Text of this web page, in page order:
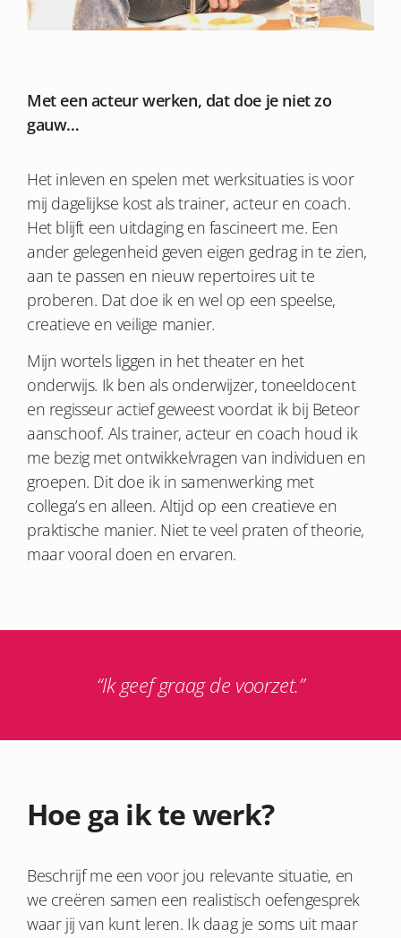
Met een acteur werken, dat doe je niet zo
gauw…
Het inleven en spelen met werksituaties is voor
mij dagelijkse kost als trainer, acteur en coach.
Het blijft een uitdaging en fascineert me. Een
ander gelegenheid geven eigen gedrag in te zien,
aan te passen en nieuw repertoires uit te
proberen. Dat doe ik en wel op een speelse,
creatieve en veilige manier.
Mijn wortels liggen in het theater en het
onderwijs. Ik ben als onderwijzer, toneeldocent
en regisseur actief geweest voordat ik bij Beteor
aanschoof. Als trainer, acteur en coach houd ik
me bezig met ontwikkelvragen van individuen en
groepen. Dit doe ik in samenwerking met
collega’s en alleen. Altijd op een creatieve en
praktische manier. Niet te veel praten of theorie,
maar vooral doen en ervaren.
“Ik geef graag de voorzet.”
Hoe ga ik te werk?
Beschrijf me een voor jou relevante situatie, en
we creëren samen een realistisch oefengesprek
waar jij van kunt leren. Ik daag je soms uit maar